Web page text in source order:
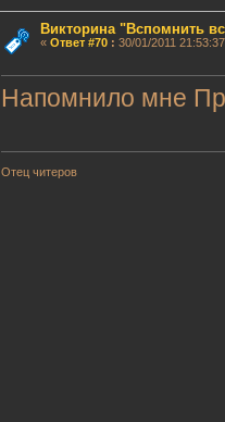
Викторина "Вспомнить
« Ответ #70: 30/01/2011
Напомнило мне
Отец читеров